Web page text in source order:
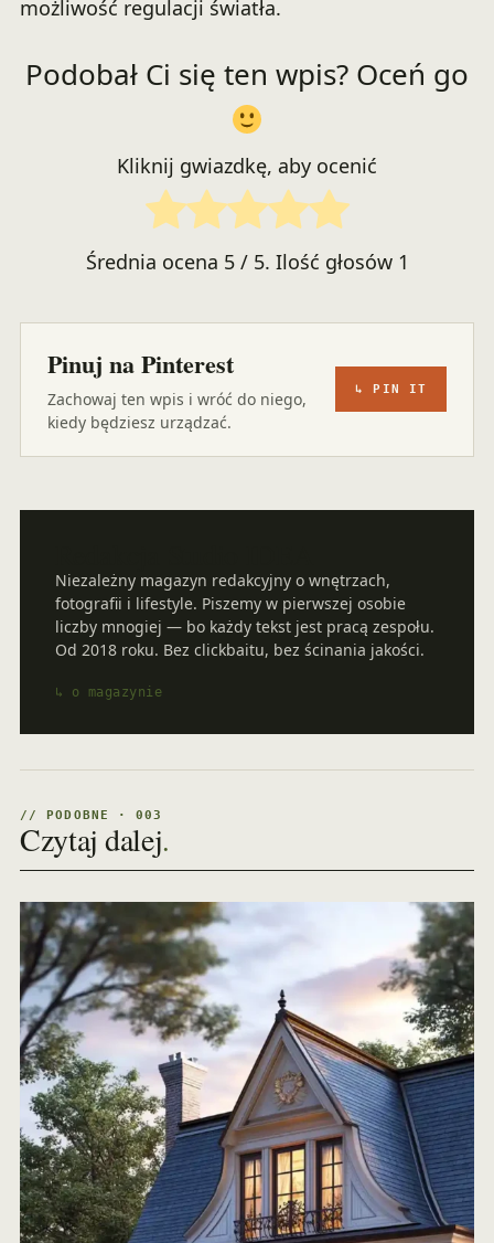
możliwość regulacji światła.
Podobał Ci się ten wpis? Oceń go
Kliknij gwiazdkę, aby ocenić
Średnia ocena 5/ 5. Ilość głosów 1
Pinuj na Pinterest
Zachowaj ten wpis i wróć do niego,
kiedy będziesz urządzać.
↳ PIN IT
Niezależny magazyn redakcyjny o wnętrzach,
fotografii i lifestyle. Piszemy w pierwszej osobie
liczby mnogiej — bo każdy tekst jest pracą zespołu.
Od 2018 roku. Bez clickbaitu, bez ścinania jakości.
↳ o magazynie
// PODOBNE · 003
Czytaj dalej.